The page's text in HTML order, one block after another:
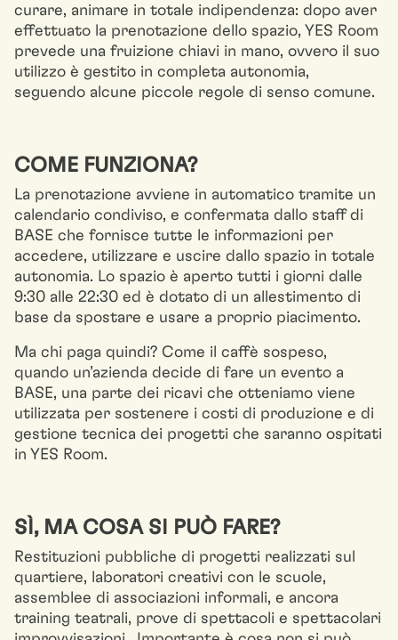
curare, animare in totale indipendenza: dopo aver
effettuato la prenotazione dello spazio, YES Room
prevede una fruizione chiavi in mano, ovvero il suo
utilizzo è gestito in completa autonomia,
seguendo alcune piccole regole di senso comune.
COME FUNZIONA?
La prenotazione avviene in automatico tramite un
calendario condiviso, e confermata dallo staff di
BASE che fornisce tutte le informazioni per
accedere, utilizzare e uscire dallo spazio in totale
autonomia. Lo spazio è aperto tutti i giorni dalle
9:30 alle 22:30 ed è dotato di un allestimento di
base da spostare e usare a proprio piacimento.
Ma chi paga quindi? Come il caffè sospeso,
quando un’azienda decide di fare un evento a
BASE, una parte dei ricavi che otteniamo viene
utilizzata per sostenere i costi di produzione e di
gestione tecnica dei progetti che saranno ospitati
in YES Room.
SÌ, MA COSA SI PUÒ FARE?
Restituzioni pubbliche di progetti realizzati sul
quartiere, laboratori creativi con le scuole,
assemblee di associazioni informali, e ancora
training teatrali, prove di spettacoli e spettacolari